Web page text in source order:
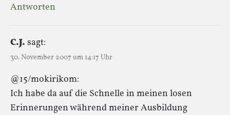
Antworten
C.J. sagt:
30. November 2007 um 14:17 Uhr
@15/mokirikom:
Ich habe da auf die Schnelle in meinen losen
Erinnerungen während meiner Ausbildung